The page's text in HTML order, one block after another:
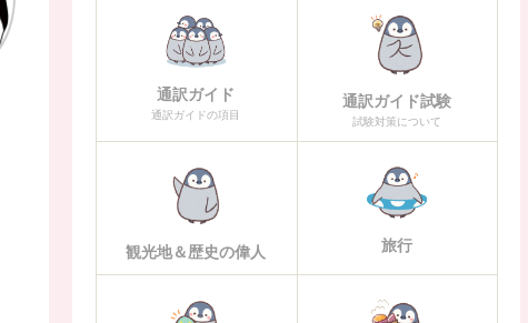
通訳ガイド
通訳ガイドの項目
通訳ガイド試験
試験対策について
観光地＆歴史の偉人 旅行